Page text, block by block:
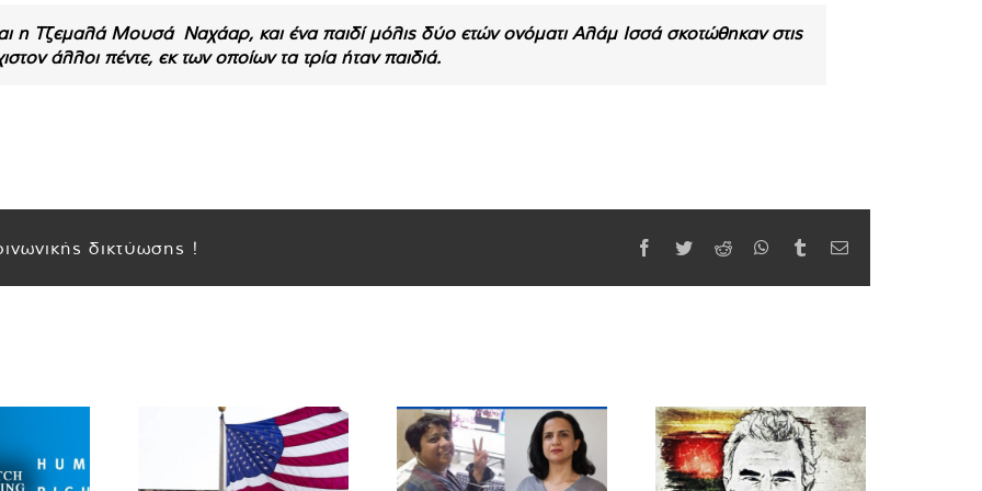
η Τζεμαλά Μουσά Ναχάαρ, και ένα παιδί μόλις δύο ετών ονόματι Αλάμ Ισσά σκοτώθηκαν στις
άλλοι πέντε, εκ των οποίων τα τρία ήταν παιδιά.
δικτύωσης ! Facebook
TwitterReddit WhatsApp
TumblrEmail